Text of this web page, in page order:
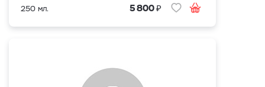
250 мл. 5 800₽